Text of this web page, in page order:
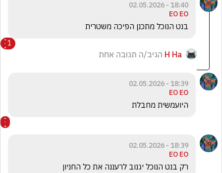
18:40 - 02.05.2026
EO EO
בנט הנוכל מתכנן הפיכה משטרית
1
H Ha הגיב/ה תגובה אחת
18:39 - 02.05.2026
EO EO
היועמשית מחבלת
18:39 - 02.05.2026
EO EO
רק בנט הנוכל יגנוב לרעננה את כל החניון